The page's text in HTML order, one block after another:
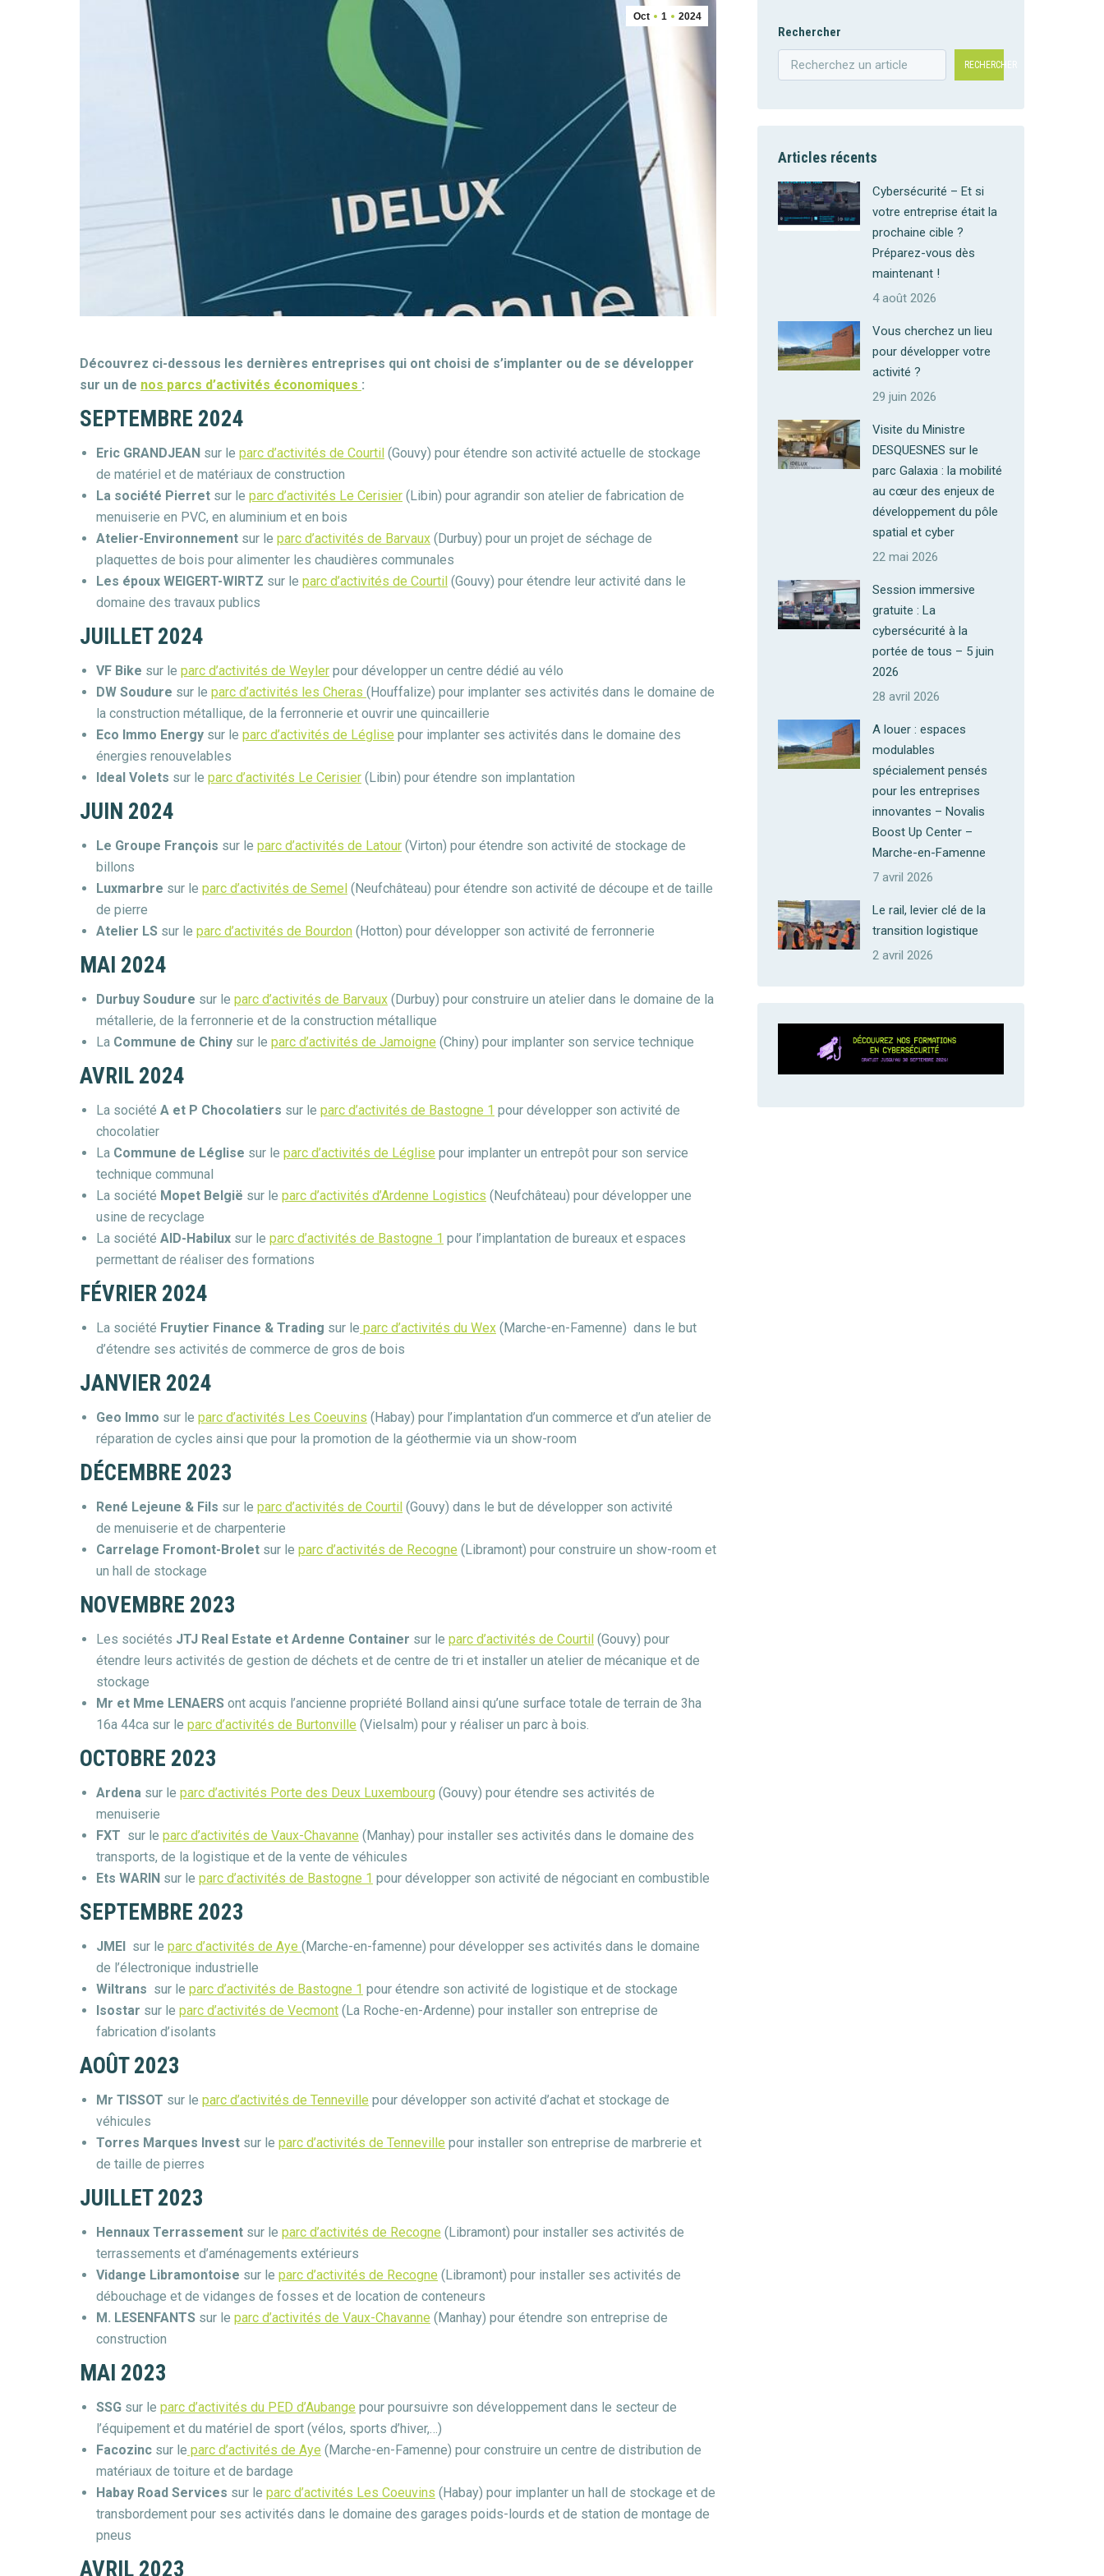
Oct 1 2024
Découvrez ci-dessous les dernières entreprises qui ont choisi de s’implanter ou de se développer
sur un de nos parcs d’activités économiques :
SEPTEMBRE 2024
Eric GRANDJEAN sur le parc d’activités de Courtil (Gouvy) pour étendre son activité actuelle de stockage
de matériel et de matériaux de construction
La société Pierret sur le parc d’activités Le Cerisier (Libin) pour agrandir son atelier de fabrication de
menuiserie en PVC, en aluminium et en bois
Atelier-Environnement sur le parc d’activités de Barvaux (Durbuy) pour un projet de séchage de
plaquettes de bois pour alimenter les chaudières communales
Les époux WEIGERT-WIRTZ sur le parc d’activités de Courtil (Gouvy) pour étendre leur activité dans le
domaine des travaux publics
JUILLET 2024
VF Bike sur le parc d’activités de Weyler pour développer un centre dédié au vélo
DW Soudure sur le parc d’activités les Cheras (Houffalize) pour implanter ses activités dans le domaine de
la construction métallique, de la ferronnerie et ouvrir une quincaillerie
Eco Immo Energy sur le parc d’activités de Léglise pour implanter ses activités dans le domaine des
énergies renouvelables
Ideal Volets sur le parc d’activités Le Cerisier (Libin) pour étendre son implantation
JUIN 2024
Le Groupe François sur le parc d’activités de Latour (Virton) pour étendre son activité de stockage de
billons
Luxmarbre sur le parc d’activités de Semel (Neufchâteau) pour étendre son activité de découpe et de taille
de pierre
Atelier LS sur le parc d’activités de Bourdon (Hotton) pour développer son activité de ferronnerie
MAI 2024
Durbuy Soudure sur le parc d’activités de Barvaux (Durbuy) pour construire un atelier dans le domaine de la
métallerie, de la ferronnerie et de la construction métallique
La Commune de Chiny sur le parc d’activités de Jamoigne (Chiny) pour implanter son service technique
AVRIL 2024
La société A et P Chocolatiers sur le parc d’activités de Bastogne 1 pour développer son activité de
chocolatier
La Commune de Léglise sur le parc d’activités de Léglise pour implanter un entrepôt pour son service
technique communal
La société Mopet België sur le parc d’activités d’Ardenne Logistics (Neufchâteau) pour développer une
usine de recyclage
La société AID-Habilux sur le parc d’activités de Bastogne 1 pour l’implantation de bureaux et espaces
permettant de réaliser des formations
FÉVRIER 2024
La société Fruytier Finance & Trading sur le parc d’activités du Wex (Marche-en-Famenne) dans le but
d’étendre ses activités de commerce de gros de bois
JANVIER 2024
Geo Immo sur le parc d’activités Les Coeuvins (Habay) pour l’implantation d’un commerce et d’un atelier de
réparation de cycles ainsi que pour la promotion de la géothermie via un show-room
DÉCEMBRE 2023
René Lejeune & Fils sur le parc d’activités de Courtil (Gouvy) dans le but de développer son activité
de menuiserie et de charpenterie
Carrelage Fromont-Brolet sur le parc d’activités de Recogne (Libramont) pour construire un show-room et
un hall de stockage
NOVEMBRE 2023
Les sociétés JTJ Real Estate et Ardenne Container sur le parc d’activités de Courtil (Gouvy) pour
étendre leurs activités de gestion de déchets et de centre de tri et installer un atelier de mécanique et de
stockage
Mr et Mme LENAERS ont acquis l’ancienne propriété Bolland ainsi qu’une surface totale de terrain de 3ha
16a 44ca sur le parc d’activités de Burtonville (Vielsalm) pour y réaliser un parc à bois.
OCTOBRE 2023
Ardena sur le parc d’activités Porte des Deux Luxembourg (Gouvy) pour étendre ses activités de
menuiserie
FXT sur le parc d’activités de Vaux-Chavanne (Manhay) pour installer ses activités dans le domaine des
transports, de la logistique et de la vente de véhicules
Ets WARIN sur le parc d’activités de Bastogne 1 pour développer son activité de négociant en combustible
SEPTEMBRE 2023
JMEI sur le parc d’activités de Aye (Marche-en-famenne) pour développer ses activités dans le domaine
de l’électronique industrielle
Wiltrans sur le parc d’activités de Bastogne 1 pour étendre son activité de logistique et de stockage
Isostar sur le parc d’activités de Vecmont (La Roche-en-Ardenne) pour installer son entreprise de
fabrication d’isolants
AOÛT 2023
Mr TISSOT sur le parc d’activités de Tenneville pour développer son activité d’achat et stockage de
véhicules
Torres Marques Invest sur le parc d’activités de Tenneville pour installer son entreprise de marbrerie et
de taille de pierres
JUILLET 2023
Hennaux Terrassement sur le parc d’activités de Recogne (Libramont) pour installer ses activités de
terrassements et d’aménagements extérieurs
Vidange Libramontoise sur le parc d’activités de Recogne (Libramont) pour installer ses activités de
débouchage et de vidanges de fosses et de location de conteneurs
M. LESENFANTS sur le parc d’activités de Vaux-Chavanne (Manhay) pour étendre son entreprise de
construction
MAI 2023
SSG sur le parc d’activités du PED d’Aubange pour poursuivre son développement dans le secteur de
l’équipement et du matériel de sport (vélos, sports d’hiver,…)
Facozinc sur le parc d’activités de Aye (Marche-en-Famenne) pour construire un centre de distribution de
matériaux de toiture et de bardage
Habay Road Services sur le parc d’activités Les Coeuvins (Habay) pour implanter un hall de stockage et de
transbordement pour ses activités dans le domaine des garages poids-lourds et de station de montage de
pneus
AVRIL 2023
Rechercher
RECHERCHER
Articles récents
Cybersécurité – Et si
votre entreprise était la
prochaine cible ?
Préparez-vous dès
maintenant !
4 août 2026
Vous cherchez un lieu
pour développer votre
activité ?
29 juin 2026
Visite du Ministre
DESQUESNES sur le
parc Galaxia : la mobilité
au cœur des enjeux de
développement du pôle
spatial et cyber
22 mai 2026
Session immersive
gratuite : La
cybersécurité à la
portée de tous – 5 juin
2026
28 avril 2026
A louer : espaces
modulables
spécialement pensés
pour les entreprises
innovantes – Novalis
Boost Up Center –
Marche-en-Famenne
7 avril 2026
Le rail, levier clé de la
transition logistique
2 avril 2026